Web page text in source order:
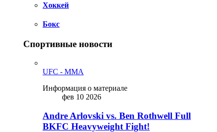
Хоккей
Бокс
Спортивные новости
UFC - MMA
Информация о материале
фев 10 2026
Andre Arlovski vs. Ben Rothwell Full
BKFC Heavyweight Fight!